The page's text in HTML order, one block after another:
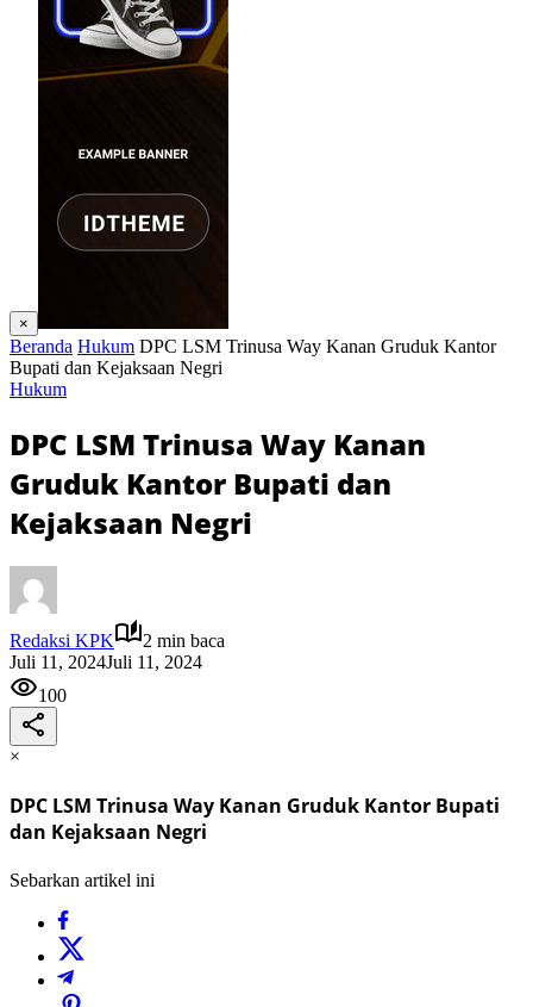
×
Beranda Hukum DPC LSM Trinusa Way Kanan Gruduk Kantor
Bupati dan Kejaksaan Negri
Hukum
DPC LSM Trinusa Way Kanan
Gruduk Kantor Bupati dan
Kejaksaan Negri
Redaksi KPK
2 min baca
Juli 11, 2024Juli 11, 2024
100
×
DPC LSM Trinusa Way Kanan Gruduk Kantor Bupati
dan Kejaksaan Negri
Sebarkan artikel ini